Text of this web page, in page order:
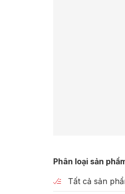
Phân loại sản
Tất cả sản